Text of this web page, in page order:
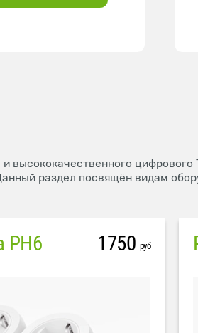
раздел посвящён видам
PH6 1750 руб